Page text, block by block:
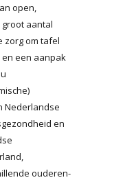
open,
aantal
zorg om tafel
een aanpak
Nederlandse
en
ouderen-